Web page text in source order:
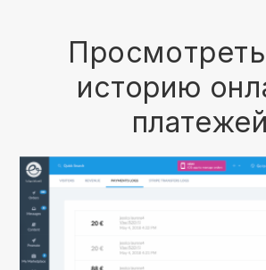
историю
платежей